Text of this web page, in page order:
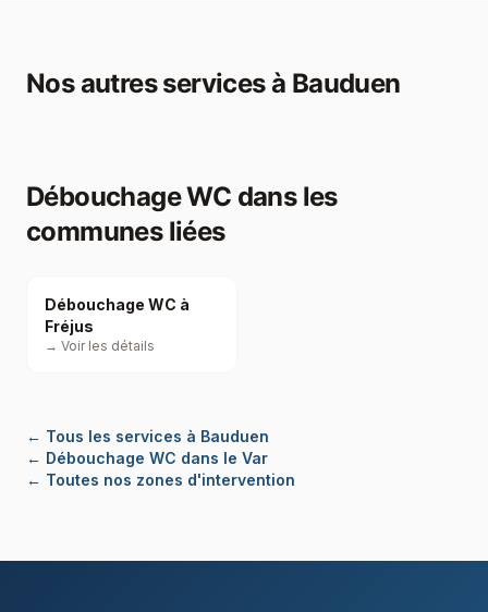
Nos autres services à Bauduen
Débouchage WC dans les
communes liées
Débouchage WC à
Fréjus
→ Voir les détails
← Tous les services à Bauduen
← Débouchage WC dans le Var
← Toutes nos zones d'intervention